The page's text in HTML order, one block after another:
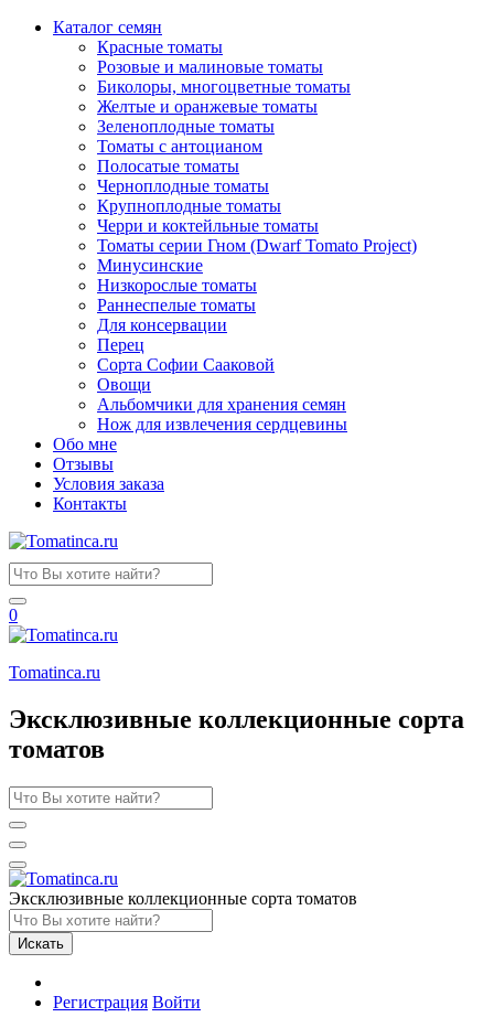
Каталог семян
Красные томаты
Розовые и малиновые томаты
Биколоры, многоцветные томаты
Желтые и оранжевые томаты
Зеленоплодные томаты
Томаты с антоцианом
Полосатые томаты
Черноплодные томаты
Крупноплодные томаты
Черри и коктейльные томаты
Томаты серии Гном (Dwarf Tomato Project)
Минусинские
Низкорослые томаты
Раннеспелые томаты
Для консервации
Перец
Сорта Софии Сааковой
Овощи
Альбомчики для хранения семян
Нож для извлечения сердцевины
Обо мне
Отзывы
Условия заказа
Контакты
0
Tomatinсa.ru
Эксклюзивные коллекционные сорта
томатов
Эксклюзивные коллекционные сорта томатов
Искать
Регистрация Войти